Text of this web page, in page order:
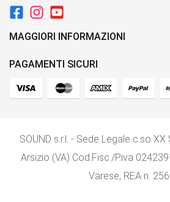
MAGGIORI INFORMAZIONI
PAGAMENTI SICURI
SOUND s.r.l. - Sede Legale c.so
Arsizio (VA) Cod.Fisc./P.iva
Varese, REA n.